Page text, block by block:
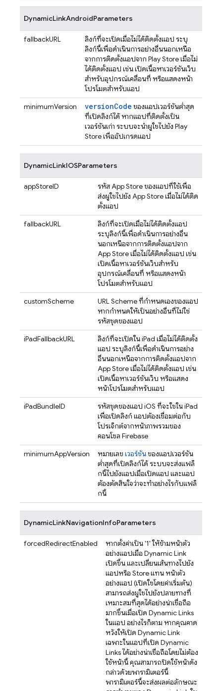
DynamicLinkAndroidParameters
fallbackURL
ลิงก์ที่จะเปิดเมื่อไม่ได้ติดตั้งแอป ระบุ
ลิงก์นี้เพื่อดำเนินการอย่างอื่นนอกเหนือ
จากการติดตั้งแอปจาก Play Store เมื่อไม่
ได้ติดตั้งแอป เช่น เปิดเนื้อหาเวอร์ชันเว็บ
สำหรับอุปกรณ์เคลื่อนที่ หรือแสดงหน้า
โปรโมตสำหรับแอป
minimumVersion
versionCode ของแอปเวอร์ชันต่ำสุด
ที่เปิดลิงก์ได้ หากแอปที่ติดตั้งเป็น
เวอร์ชันเก่า ระบบจะนำผู้ใช้ไปยัง Play
Store เพื่ออัปเกรดแอป
DynamicLinkIOSParameters
appStoreID
รหัส App Store ของแอปที่ใช้เพื่อ
ส่งผู้ใช้ไปยัง App Store เมื่อไม่ได้ติด
ตั้งแอป
fallbackURL
ลิงก์ที่จะเปิดเมื่อไม่ได้ติดตั้งแอป
ระบุลิงก์นี้เพื่อดำเนินการอย่างอื่น
นอกเหนือจากการติดตั้งแอปจาก
App Store เมื่อไม่ได้ติดตั้งแอป เช่น
เปิดเนื้อหาเวอร์ชันเว็บสำหรับ
อุปกรณ์เคลื่อนที่ หรือแสดงหน้า
โปรโมตสำหรับแอป
customScheme
URL Scheme ที่กำหนดเองของแอป
หากกำหนดให้เป็นอย่างอื่นที่ไม่ใช่
รหัสชุดของแอป
iPadFallbackURL
ลิงก์ที่จะเปิดใน iPad เมื่อไม่ได้ติดตั้ง
แอป ระบุลิงก์นี้เพื่อดำเนินการอย่าง
อื่นนอกเหนือจากการติดตั้งแอปจาก
App Store เมื่อไม่ได้ติดตั้งแอป เช่น
เปิดเนื้อหาเวอร์ชันเว็บ หรือแสดง
หน้าโปรโมตสำหรับแอป
iPadBundleID
รหัสชุดของแอป iOS ที่จะใช้ใน iPad
เพื่อเปิดลิงก์ แอปต้องเชื่อมต่อกับ
โปรเจ็กต์จากหน้าภาพรวมของ
คอนโซล Firebase
minimumAppVersion
หมายเลข เวอร์ชันของแอปเวอร์ชัน
ต่ำสุดที่เปิดลิงก์ได้ ระบบจะส่งแฟล็
กนี้ไปยังแอปเมื่อเปิดแอป และแอป
ต้องตัดสินใจว่าจะทำอย่างไรกับแฟล็
กนี้
DynamicLinkNavigationInfoParameters
forcedRedirectEnabled
หากตั้งค่าเป็น '1' ให้ข้ามหน้าตัว
อย่างแอปเมื่อ Dynamic Link
เปิดขึ้น และเปลี่ยนเส้นทางไปยัง
แอปหรือ Store แทน หน้าตัว
อย่างแอป (เปิดใช้โดยค่าเริ่มต้น)
สามารถส่งผู้ใช้ไปยังปลายทางที่
เหมาะสมที่สุดได้อย่างน่าเชื่อถือ
มากขึ้นเมื่อเปิด Dynamic Links
ในแอป อย่างไรก็ตาม หากคุณคาด
หวังให้เปิด Dynamic Link
เฉพาะในแอปที่เปิด Dynamic
Linksได้อย่างน่าเชื่อถือโดยไม่ต้อง
ใช้หน้านี้ คุณสามารถปิดใช้หน้าดัง
กล่าวด้วยพารามิเตอร์นี้
พารามิเตอร์นี้จะส่งผลต่อลักษณะ